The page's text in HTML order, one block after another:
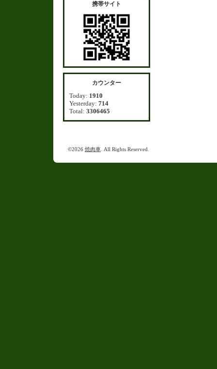
携帯サイト
カウンター
Today: 1910
Yesterday: 714
Total: 3306465
©2026 焼肉車 . All Rights Reserved.